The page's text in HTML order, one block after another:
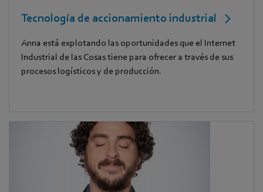
Tecnología de accionamiento industrial
Anna está explotando las oportunidades que el Internet
Industrial de las Cosas tiene para ofrecer a través de sus
procesos logísticos y de producción.